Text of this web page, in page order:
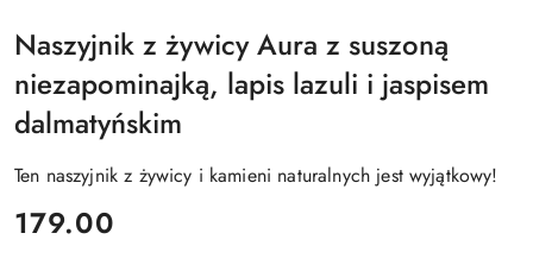
Naszyjnik z żywicy Aura z suszoną
niezapominajką, lapis lazuli i jaspisem
dalmatyńskim
Ten naszyjnik z żywicy i kamieni naturalnych jest wyjątkowy!
cena:
179.00